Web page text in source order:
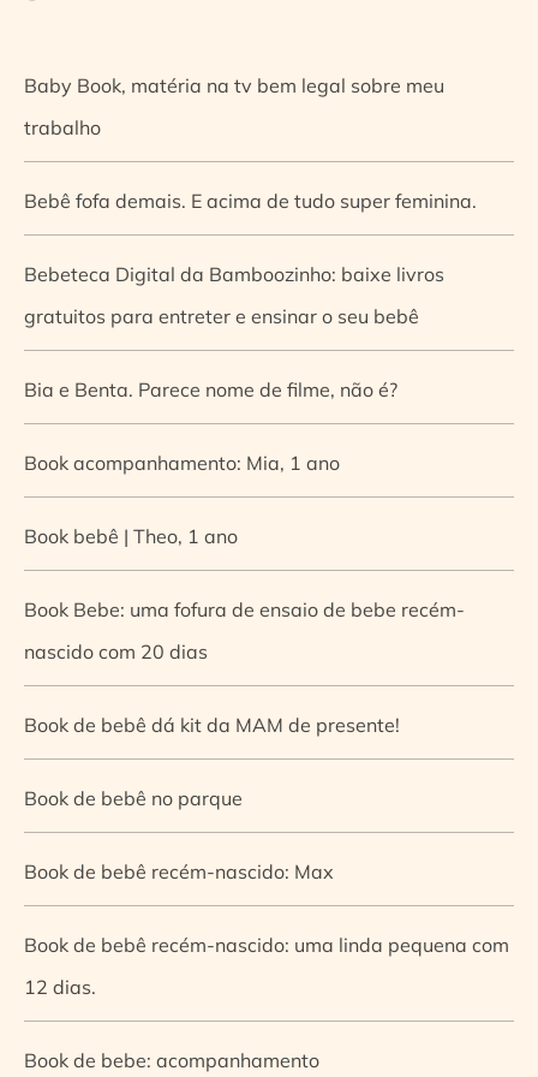
Baby Book, matéria na tv bem legal sobre meu
trabalho
Bebê fofa demais. E acima de tudo super feminina.
Bebeteca Digital da Bamboozinho: baixe livros
gratuitos para entreter e ensinar o seu bebê
Bia e Benta. Parece nome de filme, não é?
Book acompanhamento: Mia, 1 ano
Book bebê | Theo, 1 ano
Book Bebe: uma fofura de ensaio de bebe recém-
nascido com 20 dias
Book de bebê dá kit da MAM de presente!
Book de bebê no parque
Book de bebê recém-nascido: Max
Book de bebê recém-nascido: uma linda pequena com
12 dias.
Book de bebe: acompanhamento